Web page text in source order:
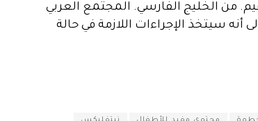
من الخليج الفارسي. المجتمع العربي
أنه سيتخذ الإجراءات اللازمة في حالة